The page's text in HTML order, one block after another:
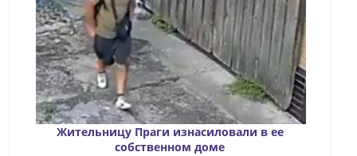
Жительницу Праги изнасиловали в ее
собственном доме